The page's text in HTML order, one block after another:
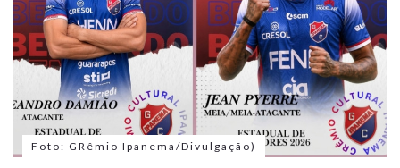
Foto: GRêmio Ipanema/Divulgação)